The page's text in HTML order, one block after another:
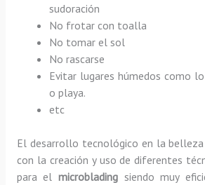
sudoración
No frotar con toalla
No tomar el sol
No rascarse
Evitar lugares húmedos como
o playa.
etc
El desarrollo tecnológico en la
con la creación y uso de diferentes
para elmicroblading siendo muy